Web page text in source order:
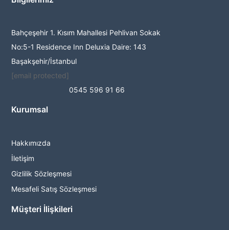
Bahçeşehir 1. Kısım Mahallesi Pehlivan Sokak
No:5-1 Residence Inn Deluxia Daire: 143
Başakşehir/İstanbul
[email protected]
0545 596 91 66
Kurumsal
Hakkımızda
İletişim
Gizlilik Sözleşmesi
Mesafeli Satış Sözleşmesi
Müşteri İlişkileri